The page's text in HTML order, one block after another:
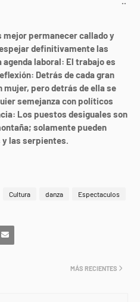
permanecer callado y
definitivamente las
laboral: El trabajo es
Detrás de cada gran
mujer, pero detrás de ella se
semejanza con políticos
Los puestos desiguales son
solamente pueden
y las serpientes.
Cultura danza
Espectaculos
MÁS RECIENTES